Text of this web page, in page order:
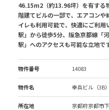
46.15m2（約13.96坪）を有する
階建てビルの一部で、エアコン
イレも利用可能で、快適にご利
駅」から徒歩5分、阪急京都線「
駅」へのアクセスも可能な立地です
物件番号 14083
物件名 幸兵ビル（3B）
所在地 京都府京都市